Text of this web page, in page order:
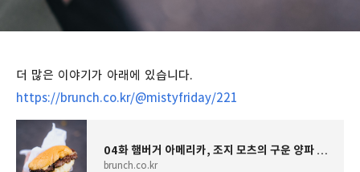
더 많은 이야기가 아래에 있습니다.
https://brunch.co.kr/@mistyfriday/221
04화 햄버거 아메리카, 조지 모츠의 구운 양파 버거
brunch.co.kr